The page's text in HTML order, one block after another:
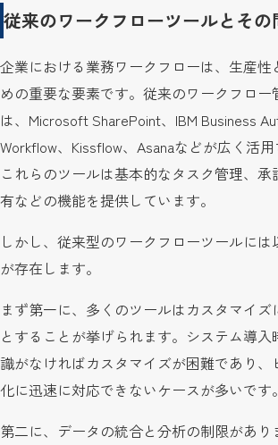
従来のワークフローツールとその
企業における業務ワークフローは、生産性
めの重要な要素です。従来のワークフロー
は、Microsoft SharePoint、IBM Business
Workflow、Kissflow、Asanaなどが広く活用
これらのツールは基本的なタスク管理、
有などの機能を提供しています。
しかし、従来型のワークフローツールに
が存在します。
まず第一に、多くのツールはカスタマイ
とすることが挙げられます。システム導入
識がなければカスタマイズが困難であり
化に迅速に対応できないケースが多いです。
第二に、データの統合と分析の制限があり